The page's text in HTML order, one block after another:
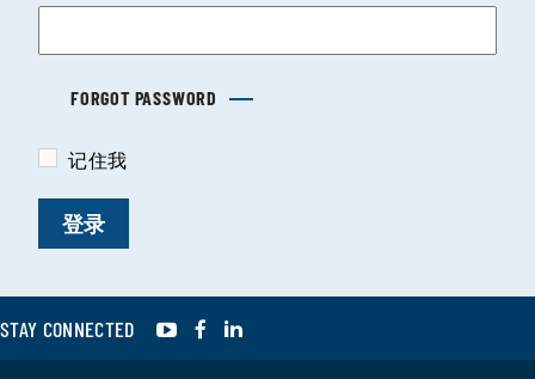
FORGOT PASSWORD
记住我
STAY CONNECTED YouTubeFacebook